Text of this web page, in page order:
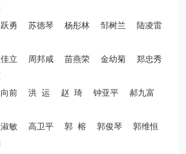
勇 苏德琴 杨彤林 邹树兰 陆凌雷
立 周邦咸 苗燕荣 金幼菊 郑忠秀
前 洪 运 赵 琦 钟亚平 郝九富
敏 高卫平 郭 榕 郭俊琴 郭维恒